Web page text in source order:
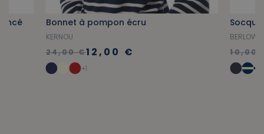
Bonnet à pompon écru
KERNOU
24,00 €12,00 €
+1
BERLOW
10,00